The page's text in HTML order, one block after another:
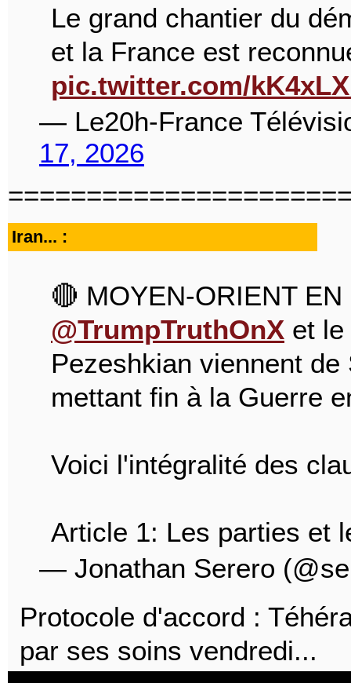
Le grand chantier du
et la France est
pic.twitter.com/
— Le20h-France
17, 2026
Iran... :
🔴 MOYEN-ORIENT
@TrumpTruthOnX et
Pezeshkian viennent
mettant fin à la Guerre
Voici l'intégralité des
Article 1: Les parties et
— Jonathan Serero
Protocole d'accord :
par ses soins vendredi...